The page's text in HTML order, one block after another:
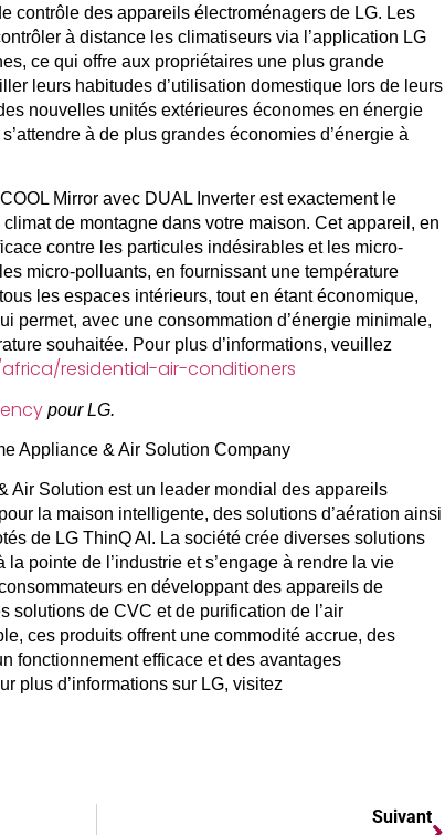
contrôle des appareils électroménagers de LG. Les
à distance les climatiseurs via l’application LG
ce qui offre aux propriétaires une plus grande
leurs habitudes d’utilisation domestique lors de leurs
nouvelles unités extérieures économes en énergie
à de plus grandes économies d’énergie à
Mirror avec DUAL Inverter est exactement le
de montagne dans votre maison. Cet appareil, en
contre les particules indésirables et les micro-
micro-polluants, en fournissant une température
les espaces intérieurs, tout en étant économique,
permet, avec une consommation d’énergie minimale,
souhaitée. Pour plus d’informations, veuillez
residential-air-conditioners
pour LG.
Appliance & Air Solution Company
Air Solution est un leader mondial des appareils
la maison intelligente, des solutions d’aération ainsi
de LG ThinQ AI. La société crée diverses solutions
pointe de l’industrie et s’engage à rendre la vie
en développant des appareils de
solutions de CVC et de purification de l’air
ces produits offrent une commodité accrue, des
fonctionnement efficace et des avantages
plus d’informations sur LG, visitez
Suivant